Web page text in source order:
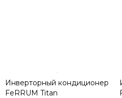
Инверторный кондиционер
FeRRUM Titan